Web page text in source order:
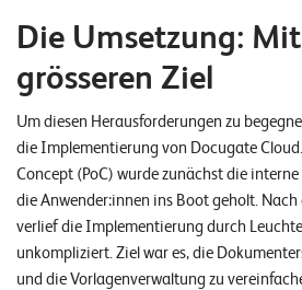
P
P
O
E
A
V
I
E
W
R
Die Umsetzung:
grösseren Ziel
Um diesen Herausforderungen zu
die Implementierung von Docugate
Concept (PoC) wurde zunächst die
die Anwender:innen ins Boot geholt. Nach
verlief die Implementierung durch
unkompliziert. Ziel war es, die
und die Vorlagenverwaltung zu